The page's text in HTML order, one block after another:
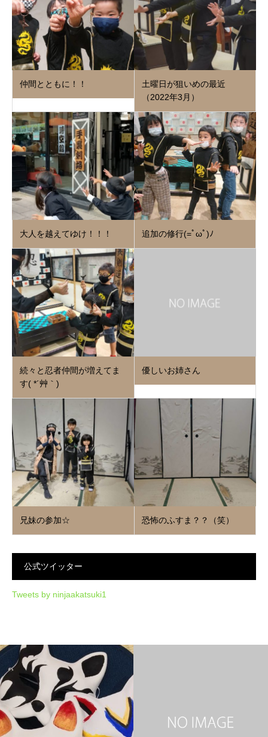
仲間とともに！！
土曜日が狙いめの最近
（2022年3月）
大人を越えてゆけ！！！ 追加の修行(=ﾟωﾟ)ﾉ
続々と忍者仲間が増えてま
す( *´艸｀)
優しいお姉さん
兄妹の参加☆ 恐怖のふすま？？（笑）
公式ツイッター
Tweets by ninjaakatsuki1